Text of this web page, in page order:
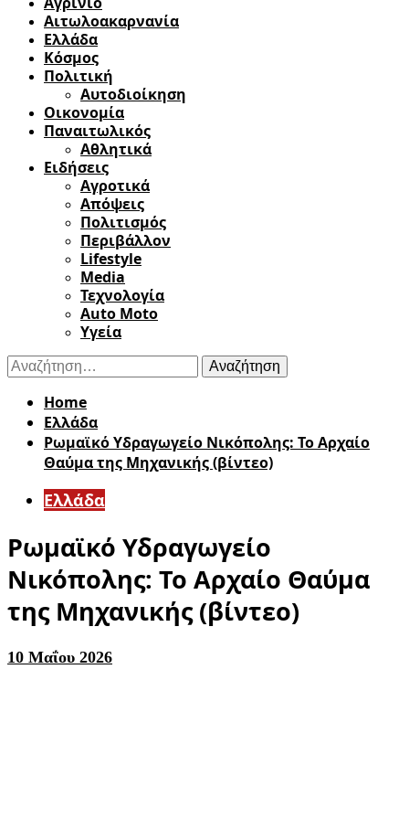
Αιτωλοακαρνανία
Ελλάδα
Κόσμος
Πολιτική
Αυτοδιοίκηση
Οικονομία
Παναιτωλικός
Αθλητικά
Ειδήσεις
Αγροτικά
Απόψεις
Πολιτισμός
Περιβάλλον
Lifestyle
Media
Τεχνολογία
Auto Moto
Υγεία
Αναζήτηση
για:
Home
Ελλάδα
Ρωμαϊκό Υδραγωγείο Νικόπολης: Το Αρχαίο
Θαύμα της Μηχανικής (βίντεο)
Ελλάδα
Ρωμαϊκό Υδραγωγείο
Νικόπολης: Το Αρχαίο Θαύμα
της Μηχανικής (βίντεο)
10 Μαΐου 2026